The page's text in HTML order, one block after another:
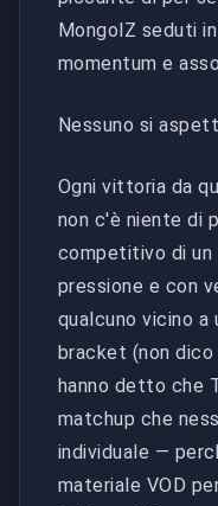
MongolZ seduti
momentum e
Nessuno si
Ogni vittoria da
non c'è niente di
competitivo di un
pressione e con
qualcuno vicino a
bracket (non dico
hanno detto che
matchup che
individuale —
materiale VOD